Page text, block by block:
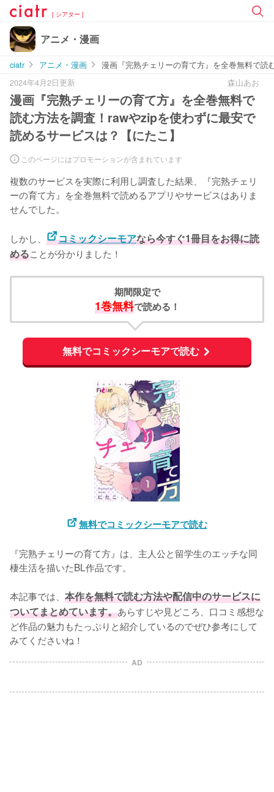
[ シアター ]
アニメ・漫画
ciatr アニメ・漫画
漫画『完熟チェリーの育て方』を全巻無料で読
2024年4月2日更新
森山あお
漫画『完熟チェリーの育て方』を全巻無料で
読む方法を調査！rawやzipを使わずに最安で
読めるサービスは？【にたこ】
このページにはプロモーションが含まれています
複数のサービスを実際に利用し調査した結果、『完熟チェリ
ーの育て方』を全巻無料で読めるアプリやサービスはありま
せんでした。
しかし、 コミックシーモアなら今すぐ1冊目をお得に読
めることが分かりました！
期間限定で
1巻無料で読める！
無料でコミックシーモアで読む
無料でコミックシーモアで読む
『完熟チェリーの育て方』は、主人公と留学生のエッチな同
棲生活を描いたBL作品です。
本記事では、 本作を無料で読む方法や配信中のサービスに
ついてまとめています。あらすじや見どころ、口コミ感想な
ど作品の魅力もたっぷりと紹介しているのでぜひ参考にして
みてくださいね！
AD